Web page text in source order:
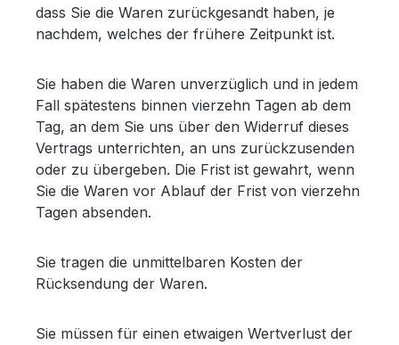
dass Sie die Waren zurückgesandt haben, je
nachdem, welches der frühere Zeitpunkt ist.
Sie haben die Waren unverzüglich und in jedem
Fall spätestens binnen vierzehn Tagen ab dem
Tag, an dem Sie uns über den Widerruf dieses
Vertrags unterrichten, an uns zurückzusenden
oder zu übergeben. Die Frist ist gewahrt, wenn
Sie die Waren vor Ablauf der Frist von vierzehn
Tagen absenden.
Sie tragen die unmittelbaren Kosten der
Rücksendung der Waren.
Sie müssen für einen etwaigen Wertverlust der